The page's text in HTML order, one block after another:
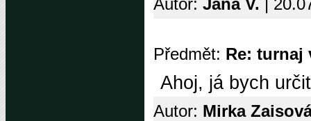
Autor: Jana V. |
Předmět: Re: turnaj
Ahoj, já bych
Autor: Mirka